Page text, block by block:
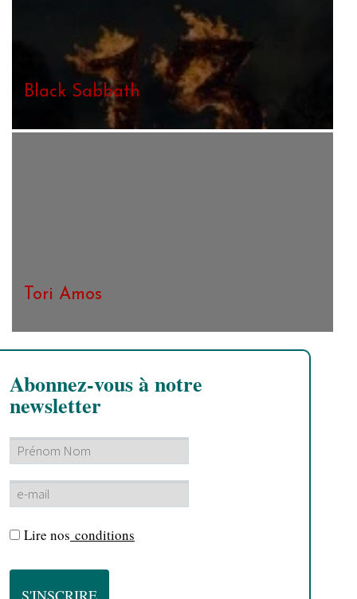
Black Sabbath
Tori Amos
Abonnez-vous à notre
newsletter
Lire nos conditions